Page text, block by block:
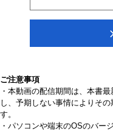
ご注意事項
・本動画の配信期間は、本書
し、予期しない事情によりそ
す。
・パソコンや端末のOSのバー